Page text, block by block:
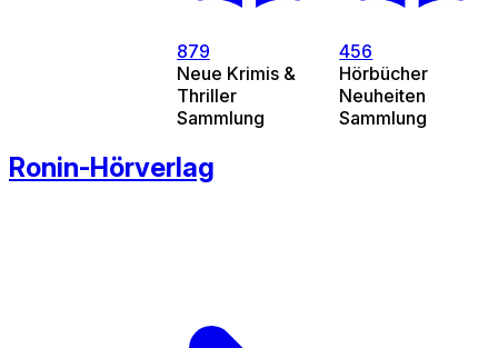
879
Neue Krimis &
Thriller
Sammlung
456
Hörbücher
Neuheiten
Sammlung
Ronin-Hörverlag